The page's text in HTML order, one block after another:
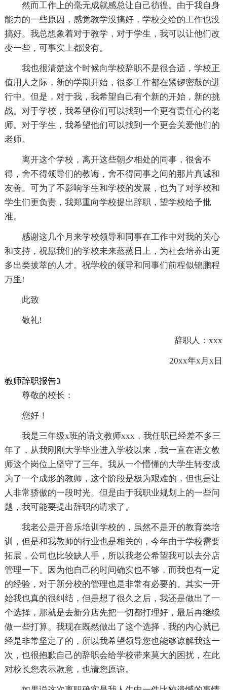
然而工作上的毫无成就感总让自己彷徨。由于我自身
能力的一些原因，感觉教学没搞好，学校交给的工作也没
搞好。我总想象着对于教学，对于学生，我可以让他们改
变一些，可事实上都没有。
我也很清楚这个时候向学校辞职不是很合适，学校正
值用人之际，新的学期开始，很多工作都在紧锣密鼓的进
行中。但是，对于我，我希望自己有个新的开始，新的挑
战。对于学校，我希望你们可以找到一个更有责任心的老
师。对于学生，我希望他们可以找到一个更会关爱他们的
老师。
离开这个学校，离开这些朝夕相处的同事，很舍不
得，舍不得领导们的教诲，舍不得同事之间的那片真诚和
友善。可为了不影响学生和学校的发展，也为了对学校和
学生们更负责，我郑重向学校提出辞职，望学校给予批
准。
感谢这几个月来学校领导和同事在工作中对我的关心
和支持，祝愿我们的学校未来蒸蒸日上，为社会培养出更
多出类拔萃的人才。祝学校的领导和同事们前程似锦鹏程
万里!
此致
敬礼!
辞职人：xxx
20xx年x月x日
教师辞职报告3
尊敬的校长：
您好！
我是三年级x班的语文教师xxx，我任职已经差不多三
年了，从我刚刚大学毕业进入学校以来，我一直在语文教
师这个岗位上坚守了三年。我从一个懵懂的大学生转变成
为了一个成形的教师，这个阶段是极为艰难的，但也是让
人非常骄傲的一段时光。但是由于我职业规划上的一些问
题，我可能要提出辞职的请求了。
我老公是开音乐培训学校的，虽然不是开的教育类培
训，但是和我教师的行业也是相关的，今年由于学校需要
拓展，公司也比较缺人手，所以我老公希望我可以去分店
管理一下。因为他自己的时间确实也不够，而我也有一定
的经验，对于新分校的管理也是非常有必要的。其实一开
始我也真的很纠结，但是想了很久之后，我还是做出了一
个选择，那就是去新分店先把一切都打理好，最后再继续
做一些打算。我现在既然做出了这个选择，我的内心就已
经是非常坚定了的，所以我希望领导您也能够谅解我这一
次，也很抱歉自己的辞职会给学校带来莫大的困扰，在此
对校长您表示歉意，也请您原谅。